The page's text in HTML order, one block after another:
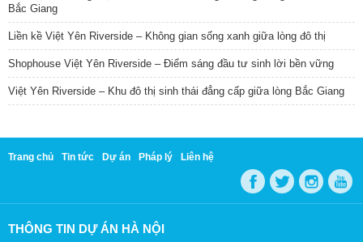
Bắc Giang
Liền kề Việt Yên Riverside – Không gian sống xanh giữa lòng đô thị
Shophouse Việt Yên Riverside – Điểm sáng đầu tư sinh lời bền vững
Việt Yên Riverside – Khu đô thị sinh thái đẳng cấp giữa lòng Bắc Giang
Trang chủ Tin tức Dự án Pháp lý Liên hệ
THÔNG TIN DỰ ÁN HÀ NỘI